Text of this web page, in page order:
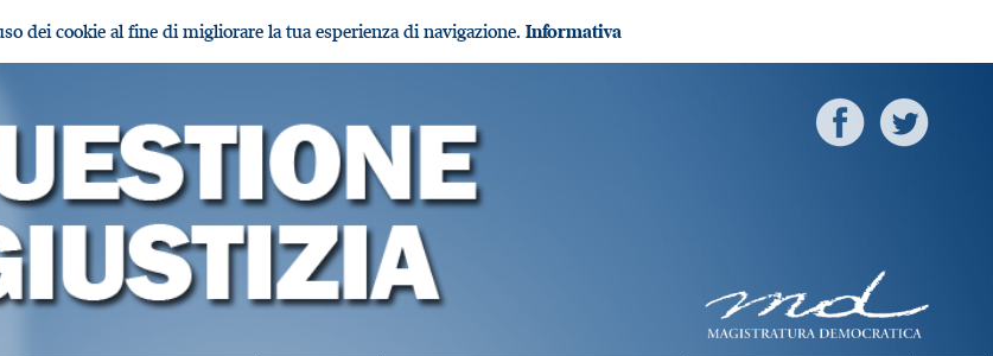
dei cookie al fine di migliorare la tua esperienza di navigazione. Informativa